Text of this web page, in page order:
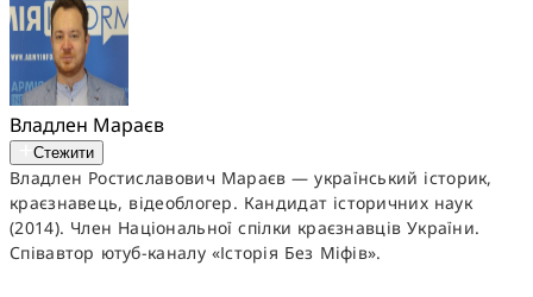
Владлен Мараєв
Стежити
Владлен Ростиславович Мараєв — український історик,
краєзнавець, відеоблогер. Кандидат історичних наук
(2014). Член Національної спілки краєзнавців України.
Співавтор ютуб-каналу «Історія Без Міфів».